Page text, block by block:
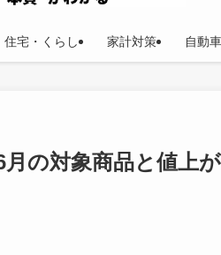
住宅・くらし 家計対策 自動
の対象商品と値上が